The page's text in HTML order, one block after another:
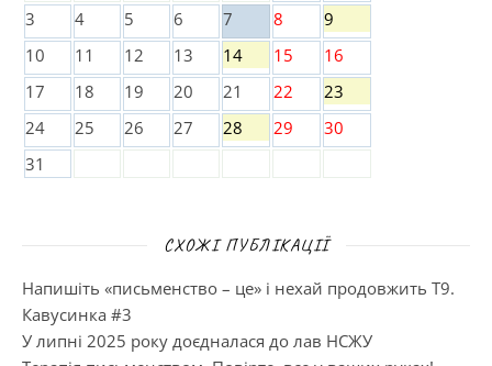
3
4 5 6 7 8
9
10
11 12 13 14 15
16
17
18 19 20 21 22
23
24
25 26 27 28 29
30
31
СХОЖІ ПУБЛІКАЦІЇ
Напишіть «письменство – це» і нехай продовжить Т9.
Кавусинка #3
У липні 2025 року доєдналася до лав НСЖУ